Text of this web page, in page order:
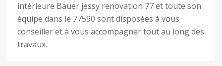
intérieure Bauer jessy renovation 77 et toute son
équipe dans le 77590 sont disposées à vous
conseiller et à vous accompagner tout au long des
travaux.